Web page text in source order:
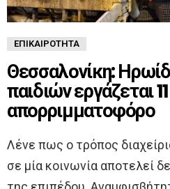
ΕΠΙΚΑΙΡΌΤΗΤΑ
Θεσσαλονίκη:
παιδιών εργάζεται
απορριμματοφόρο
Λένε πως ο τρόπος
σε μία κοινωνία αποτελεί